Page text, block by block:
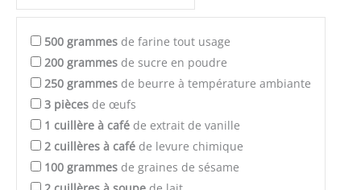
500 grammes de farine tout usage
200 grammes de sucre en poudre
250 grammes de beurre à température ambiante
3 pièces de œufs
1 cuillère à café de extrait de vanille
2 cuillères à café de levure chimique
100 grammes de graines de sésame